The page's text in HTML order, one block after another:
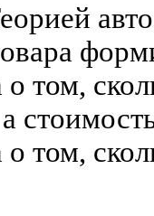
том,
том,